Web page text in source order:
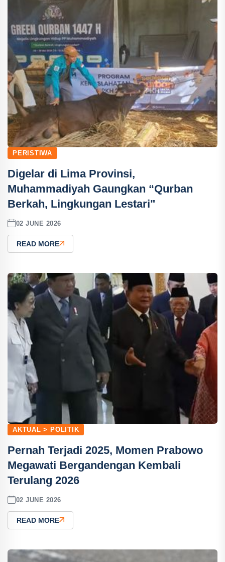
PERISTIWA
Digelar di Lima Provinsi,
Muhammadiyah Gaungkan “Qurban
Berkah, Lingkungan Lestari"
02 JUNE 2026
READ MORE
AKTUAL > POLITIK
Pernah Terjadi 2025, Momen Prabowo
Megawati Bergandengan Kembali
Terulang 2026
02 JUNE 2026
READ MORE